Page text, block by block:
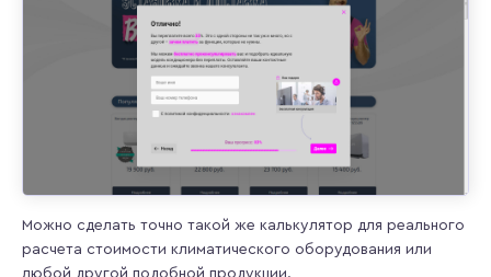
Можно сделать точно такой же калькулятор для реального
расчета стоимости климатического оборудования или
любой другой подобной продукции.